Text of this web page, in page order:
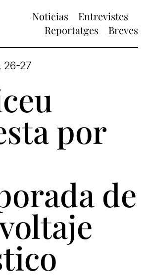
Noticias
Entrevistes
Reportatges
Breves
26-27
por
de